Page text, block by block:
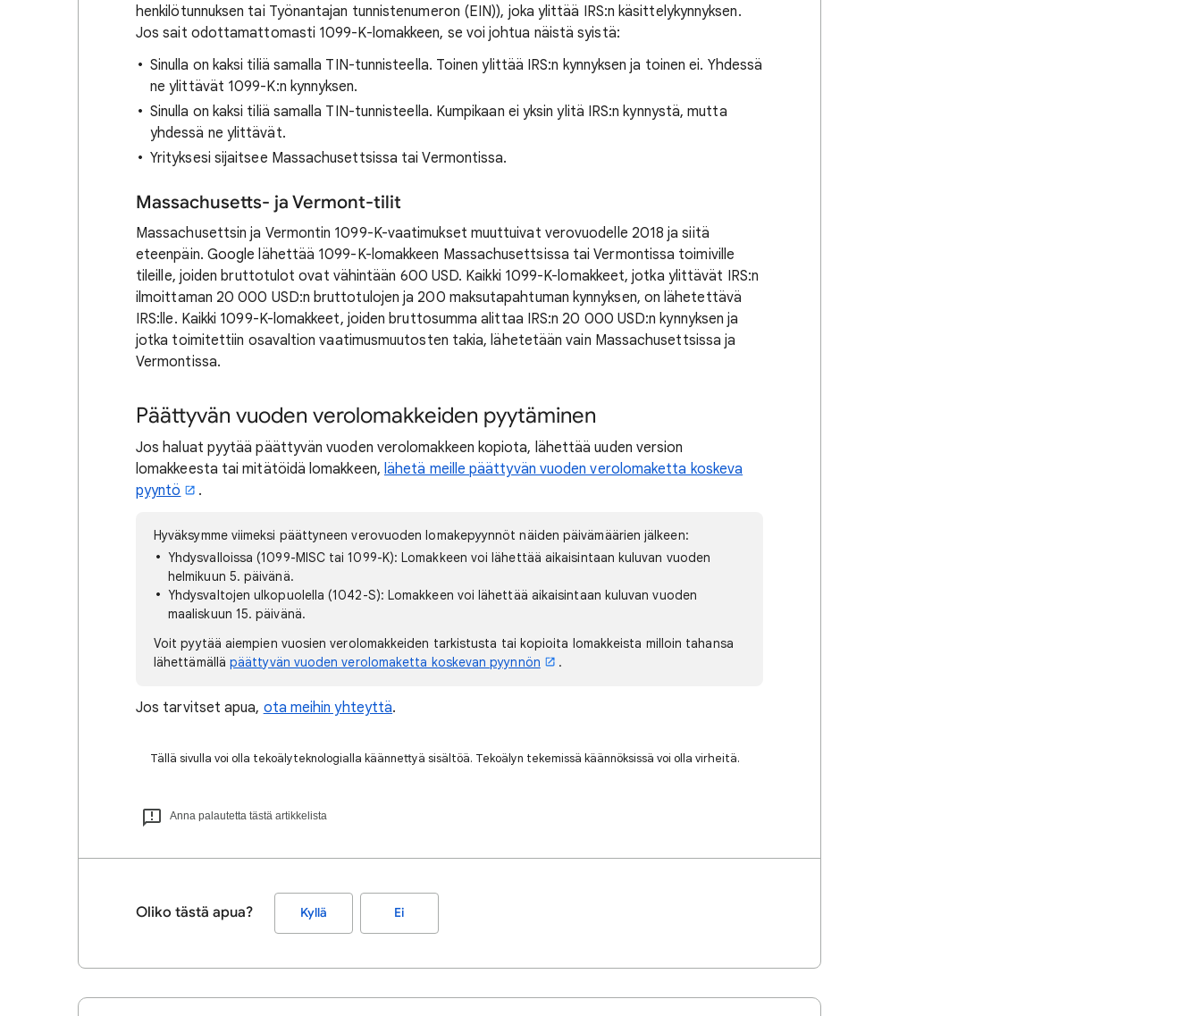
henkilötunnuksen tai Työnantajan tunnistenumeron (EIN)), joka ylittää IRS:n käsittelykynnyksen.
Jos sait odottamattomasti 1099-K-lomakkeen, se voi johtua näistä syistä:
Sinulla on kaksi tiliä samalla TIN-tunnisteella. Toinen ylittää IRS:n kynnyksen ja toinen ei. Yhdessä
ne ylittävät 1099-K:n kynnyksen.
Sinulla on kaksi tiliä samalla TIN-tunnisteella. Kumpikaan ei yksin ylitä IRS:n kynnystä, mutta
yhdessä ne ylittävät.
Yrityksesi sijaitsee Massachusettsissa tai Vermontissa.
Massachusetts- ja Vermont-tilit
Massachusettsin ja Vermontin 1099-K-vaatimukset muuttuivat verovuodelle 2018 ja siitä
eteenpäin. Google lähettää 1099-K-lomakkeen Massachusettsissa tai Vermontissa toimiville
tileille, joiden bruttotulot ovat vähintään 600 USD. Kaikki 1099-K-lomakkeet, jotka ylittävät IRS:n
ilmoittaman 20 000 USD:n bruttotulojen ja 200 maksutapahtuman kynnyksen, on lähetettävä
IRS:lle. Kaikki 1099-K-lomakkeet, joiden bruttosumma alittaa IRS:n 20 000 USD:n kynnyksen ja
jotka toimitettiin osavaltion vaatimusmuutosten takia, lähetetään vain Massachusettsissa ja
Vermontissa.
Päättyvän vuoden verolomakkeiden pyytäminen
Jos haluat pyytää päättyvän vuoden verolomakkeen kopiota, lähettää uuden version
lomakkeesta tai mitätöidä lomakkeen, lähetä meille päättyvän vuoden verolomaketta koskeva
pyyntö
.
Hyväksymme viimeksi päättyneen verovuoden lomakepyynnöt näiden päivämäärien jälkeen:
Yhdysvalloissa (1099-MISC tai 1099-K): Lomakkeen voi lähettää aikaisintaan kuluvan vuoden
helmikuun 5. päivänä.
Yhdysvaltojen ulkopuolella (1042-S): Lomakkeen voi lähettää aikaisintaan kuluvan vuoden
maaliskuun 15. päivänä.
Voit pyytää aiempien vuosien verolomakkeiden tarkistusta tai kopioita lomakkeista milloin tahansa
lähettämälläpäättyvän vuoden verolomaketta koskevan pyynnön .
Jos tarvitset apua, ota meihin yhteyttä.
Tällä sivulla voi olla tekoälyteknologialla käännettyä sisältöä. Tekoälyn tekemissä käännöksissä voi olla virheitä.
Anna palautetta tästä artikkelista
Oliko tästä apua? Kyllä Ei